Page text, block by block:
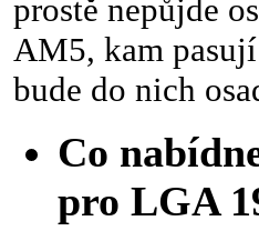
prostě nepůjde
AM5, kam
bude do nich
Co
pro LGA